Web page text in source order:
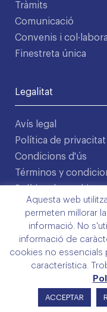
Tràmits
Comunicació
Convenis i
Finestreta única
Legalitat
Avís legal
Política de privacitat
Condicions d'ús
Términos y
©2026 COMLL
Disseny: Latipo.cat
Aquesta web
permeten millorar
informació. No
informació de
cookies no essencials
característica.
ACCEPTAR